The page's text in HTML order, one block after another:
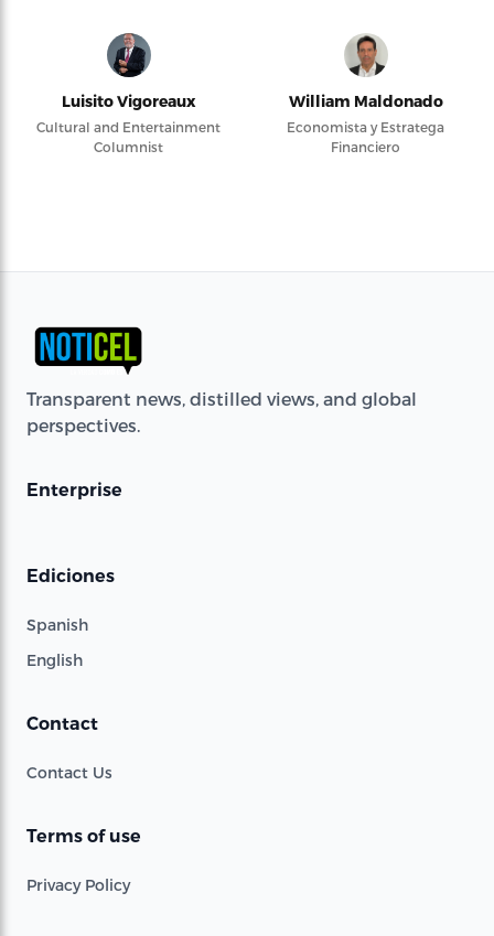
Luisito Vigoreaux
Cultural and Entertainment
Columnist
William Maldonado
Economista y Estratega
Financiero
Transparent news, distilled views, and global
perspectives.
Enterprise
Ediciones
Spanish
English
Contact
Contact Us
Terms of use
Privacy Policy